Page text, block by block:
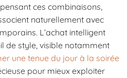
ces combinaisons,
naturellement avec
L’achat intelligent
de style, visible notamment
une tenue du jour à la soirée
pour mieux exploiter